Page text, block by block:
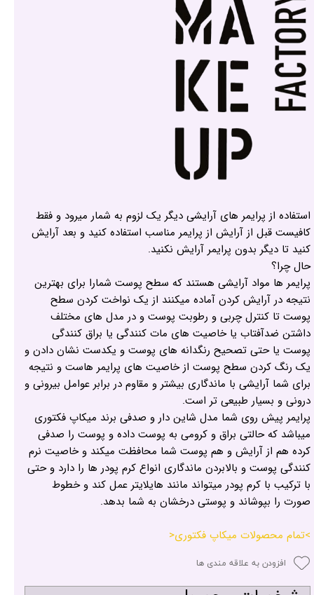
استفاده از پرایمر های آرایشی دیگر یک لزوم به شمار میرود و فقط
کافیست قبل از آرایش از پرایمر مناسب استفاده کنید و بعد آرایش
کنید تا دیگر بدون پرایمر آرایش نکنید.
حال چرا؟
پرایمر ها مواد آرایشی هستند که سطح پوست شمارا برای بهترین
نتیجه در آرایش کردن آماده میکنند از یک نواخت کردن سطح
پوست تا کنترل چربی و رطوبت پوست و در مدل های مختلف
داشتن ضدآفتاب یا خاصیت های مات کنندگی یا براق کنندگی
پوست یا حتی تصحیح رنگدانه های پوست و یکدست نشان دادن و
یک رنگ کردن سطح پوست از خاصیت های پرایمر هاست و نتیجه
برای شما آرایشی با ماندگاری بیشتر و مقاوم در برابر عوامل بیرونی و
درونی و بسیار طبیعی تر است.
پرایمر پیش روی شما مدل شاین دار و صدفی برند میکاپ فکتوری
میباشد که حالتی براق و کرومی به پوست داده و پوست را صدفی
کرده هم از آرایش و هم پوست شما محافظت میکند و خاصیت نرم
کنندگی پوست و بالابردن ماندگاری انواع کرم پودر ها را دارد و حتی
با ترکیب با کرم پودر میتواند مانند هایلایتر عمل کند و خطوط
صورت را بپوشاند و پوستی درخشان به شما بدهد.
>تمام محصولات میکاپ فکتوری<
افزودن به علاقه مندی ها